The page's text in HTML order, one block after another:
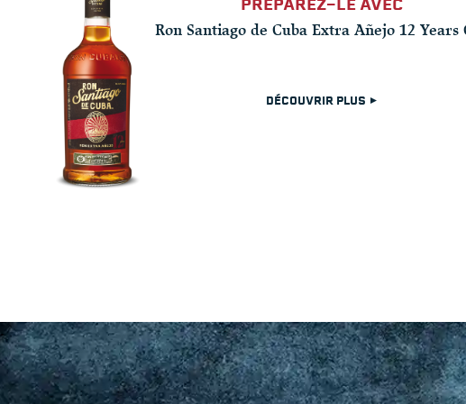
PRÉPAREZ-LE AVEC
Ron Santiago de Cuba Extra Añejo 12 Years
DÉCOUVRIR PLUS